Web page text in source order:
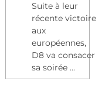
Suite à leur
récente victoire
aux
européennes,
D8 va consacer
sa soirée ...